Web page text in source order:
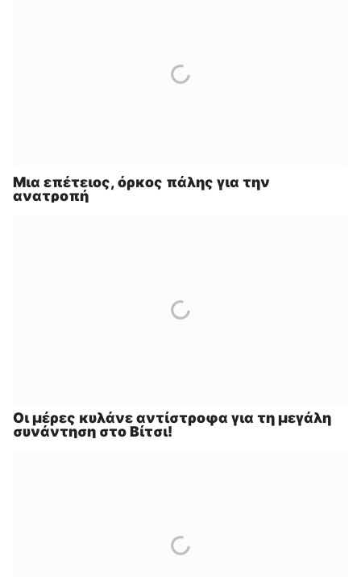
Μια επέτειος, όρκος πάλης για την
ανατροπή
Οι μέρες κυλάνε αντίστροφα για τη μεγάλη
συνάντηση στο Βίτσι!